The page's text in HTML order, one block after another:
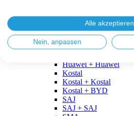
Fronius + BYD
GoodWe
GoodWe + GoodWe
GoodWe + BYD
Huawei + Huawei
Kostal
Kostal + Kostal
Kostal + BYD
SAJ
SAJ + SAJ
Alle akzeptieren
Nein, anpassen